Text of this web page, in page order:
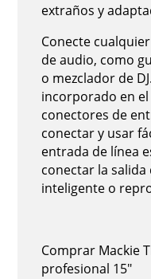
extraños y
Conecte
de audio, como
o mezclador de
incorporado en
conectores de
conectar y usar
entrada de línea
conectar la
inteligente o
Comprar Mackie
profesional 15"